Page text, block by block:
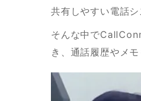
共有しやすい電話
そんな中で
き、通話履歴やメ